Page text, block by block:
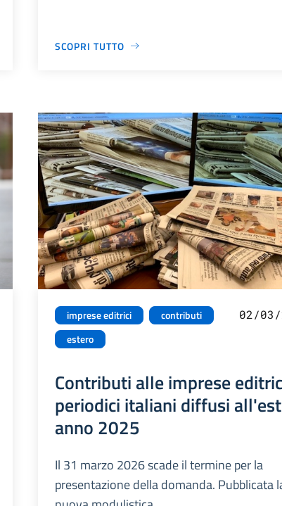
SCOPRI TUTTO
imprese editrici
contributi
estero
02/03/
Contributi alle imprese
periodici italiani diffusi
anno 2025
Il 31 marzo 2026 scade il termine per la
presentazione della domanda. Pubblicata